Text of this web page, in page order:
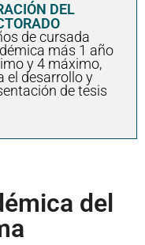
DEL
de cursada
más 1 año
y 4 máximo,
el desarrollo y
de tesis
del